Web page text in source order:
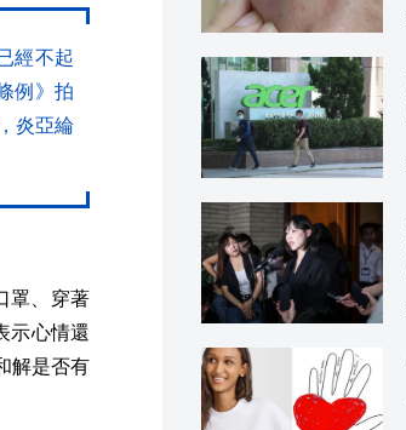
經不起
例》拍
炎亞綸
罩、穿著
示心情還
解是否有